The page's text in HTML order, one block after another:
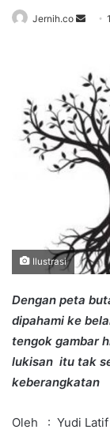
Jernih.co
Send
Ilustrasi
Dengan peta
dipahami ke
tengok gambar
lukisan itu tak
keberangkatan
Oleh : Yudi Latif